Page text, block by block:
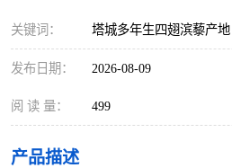
关键词： 塔城多年生四翅滨藜产地
发布日期： 2026-08-09
阅 读 量： 499
产品描述